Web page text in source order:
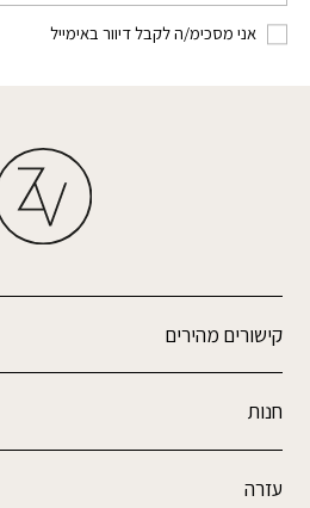
אני מסכימ/ה לקבל דיוור באימייל
קישורים מהירים
חנות
עזרה